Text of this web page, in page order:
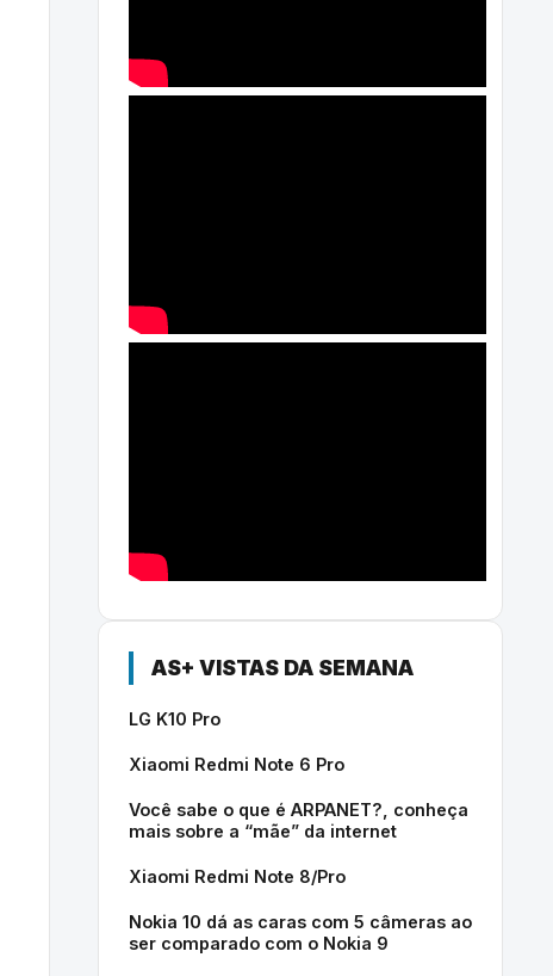
AS+ VISTAS DA SEMANA
LG K10 Pro
Xiaomi Redmi Note 6 Pro
Você sabe o que é ARPANET?, conheça
mais sobre a “mãe” da internet
Xiaomi Redmi Note 8/Pro
Nokia 10 dá as caras com 5 câmeras ao
ser comparado com o Nokia 9